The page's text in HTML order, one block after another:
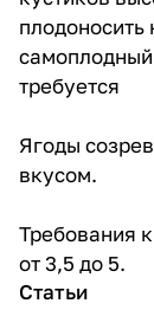
плодоносить
требуется
Ягоды
вкусом.
Требования
от 3,5 до 5.
Статьи